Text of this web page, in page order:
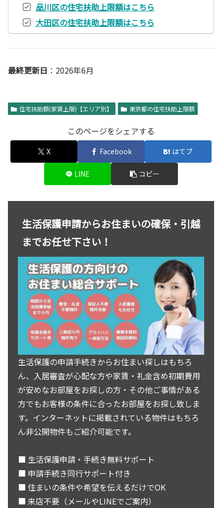
品川区の住宅扶助上限額はこちら
大田区の住宅扶助上限額はこちら
最終更新日 ：2026年6月
住宅扶助額(家賃上限)【エリア別】 東京都の住宅扶助上限額
このページをシェアする
X Facebook はてブ
LINE コピー
生活保護申請からお住まいの確保・引越
までお任せ下さい！
生活保護の申請手続きからお住まい探しはもちろ
ん、入居審査が心配な方や家賃・礼金含め初期費用
が安めなお部屋をお探しの方・その他ご事情がある
方でもお客様の条件に合ったお部屋をお探し致しま
す。インターネットに掲載されている物件はもちろ
ん非公開物件もご紹介可能です。
■ 生活保護申請・手続き無料サポート
■ 申請手続き同行サポート付き
■ 住まいの条件や希望を伝えるだけでOK
■ 来店不要（メールやLINEでご案内）